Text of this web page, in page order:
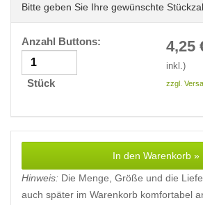
Bitte geben Sie Ihre gewünschte
Anzahl Buttons:
Stück
4,25
inkl.)
zzgl.
In den Warenkorb »
Hinweis: Die Menge, Größe und die
auch später im Warenkorb komfortabel